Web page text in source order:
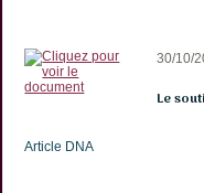
30/10/
Le
Article DNA